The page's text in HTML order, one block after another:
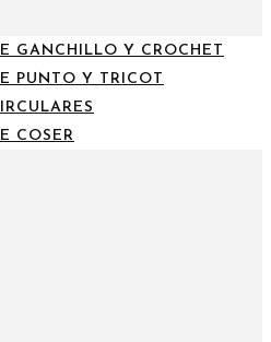
GANCHILLO Y CROCHET
PUNTO Y TRICOT
COSER